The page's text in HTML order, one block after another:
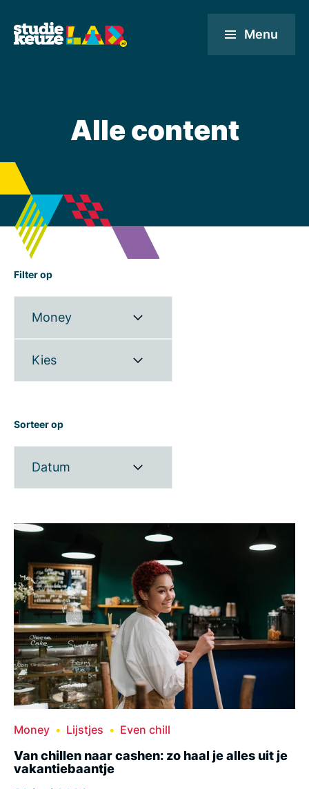
Menu
Alle content
Filter op
Money
Kies
Sorteer op
Datum
Money Lijstjes Even chill
Van chillen naar cashen: zo haal je alles uit je
vakantiebaantje